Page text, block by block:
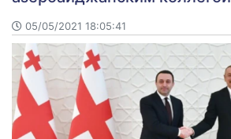
05/05/2021 18:05:41